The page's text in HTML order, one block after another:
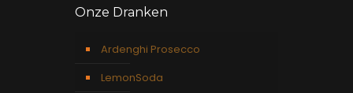
Onze Dranken
Ardenghi Prosecco
LemonSoda